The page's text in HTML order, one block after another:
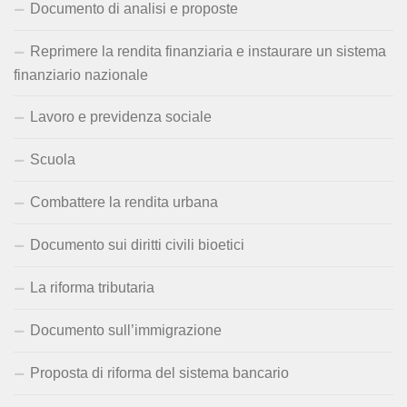
Documento di analisi e proposte
Reprimere la rendita finanziaria e instaurare un sistema
finanziario nazionale
Lavoro e previdenza sociale
Scuola
Combattere la rendita urbana
Documento sui diritti civili bioetici
La riforma tributaria
Documento sull’immigrazione
Proposta di riforma del sistema bancario